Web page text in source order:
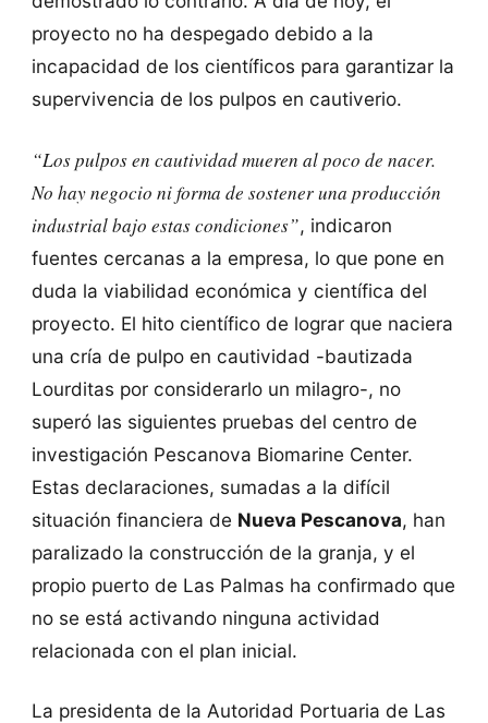
proyecto no ha despegado debido a la
incapacidad de los científicos para garantizar la
supervivencia de los pulpos en cautiverio.
“Los pulpos en cautividad mueren al poco de nacer.
No hay negocio ni forma de sostener una producción
industrial bajo estas condiciones”, indicaron
fuentes cercanas a la empresa, lo que pone en
duda la viabilidad económica y científica del
proyecto. El hito científico de lograr que naciera
una cría de pulpo en cautividad -bautizada
Lourditas por considerarlo un milagro-, no
superó las siguientes pruebas del centro de
investigación Pescanova Biomarine Center.
Estas declaraciones, sumadas a la difícil
situación financiera de Nueva Pescanova, han
paralizado la construcción de la granja, y el
propio puerto de Las Palmas ha confirmado que
no se está activando ninguna actividad
relacionada con el plan inicial.
La presidenta de la Autoridad Portuaria de Las